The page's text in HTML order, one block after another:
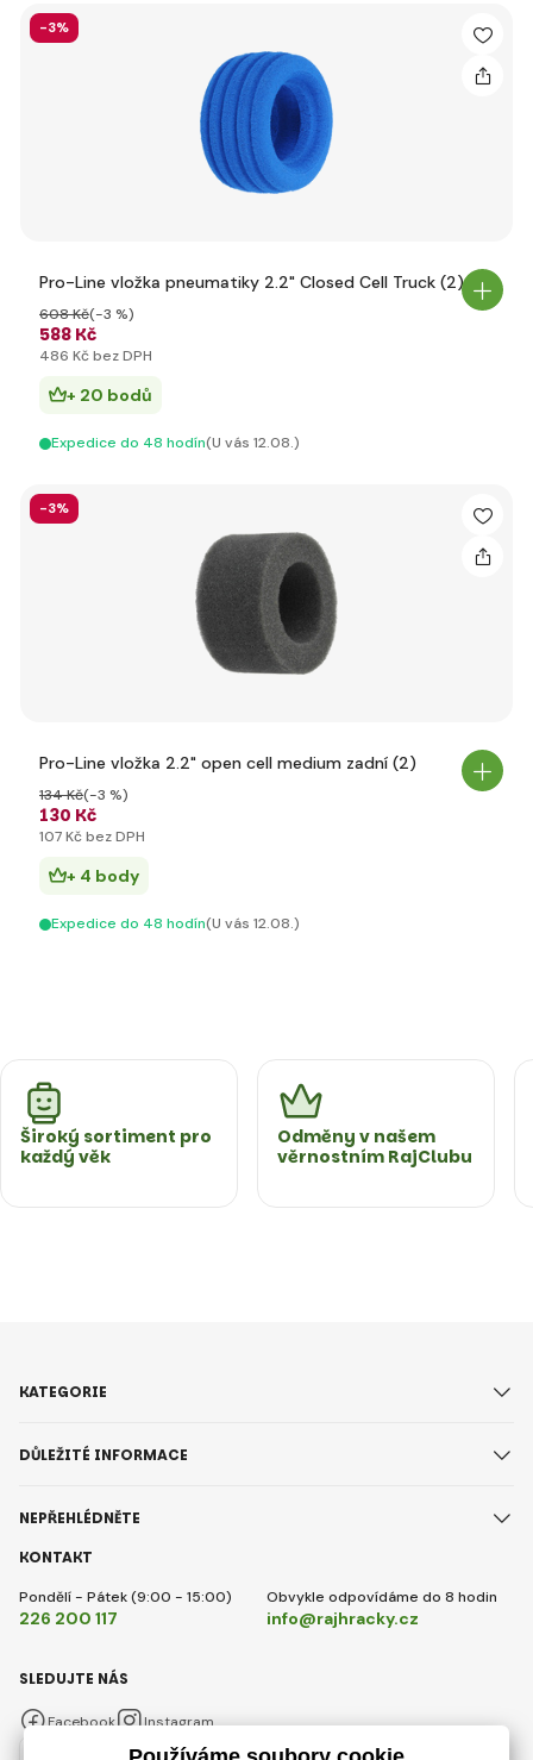
-3%
Pro-Line vložka pneumatiky 2.2" Closed Cell Truck (2)
588 Kč
608 Kč(-3 %)
486 Kč bez DPH
+ 20 bodů
Expedice do 48 hodín(U vás 12.08.)
-3%
Pro-Line vložka 2.2" open cell medium zadní (2)
130 Kč
134 Kč(-3 %)
107 Kč bez DPH
+ 4 body
Expedice do 48 hodín(U vás 12.08.)
Široký sortiment pro
každý věk
Odměny v našem
věrnostním RajClubu
KONTAKT
Pondělí - Pátek (9:00 - 15:00)
226 200 117
Obvykle odpovídáme do 8 hodin
info@rajhracky.cz
KATEGORIE
DŮLEŽITÉ INFORMACE
NEPŘEHLÉDNĚTE
SLEDUJTE NÁS
Facebook Instagram